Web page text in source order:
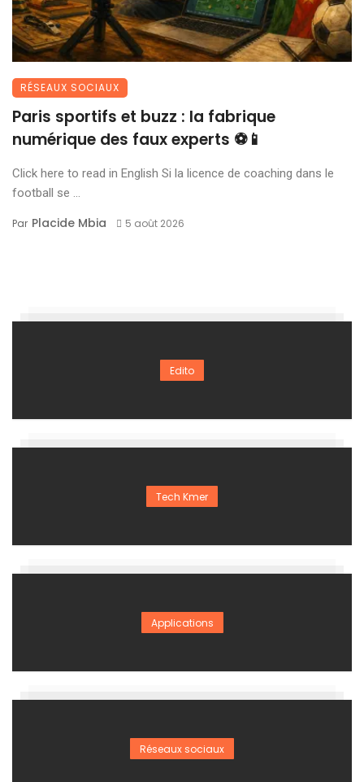
RÉSEAUX SOCIAUX
Paris sportifs et buzz : la fabrique
numérique des faux experts ⚽📱
Click here to read in English Si la licence de coaching dans le
football se ...
Par Placide Mbia 5 août 2026
Edito
Tech Kmer
Applications
Réseaux sociaux